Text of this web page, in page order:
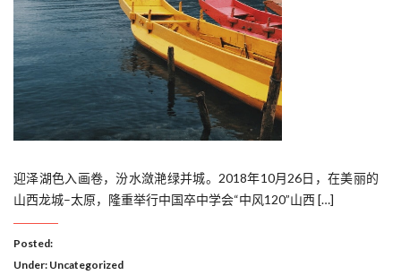
迎泽湖色入画卷，汾水潋滟绿并城。2018年10月26日，在美丽的
山西龙城–太原，隆重举行中国卒中学会“中风120”山西 […]
Posted:
Under: Uncategorized